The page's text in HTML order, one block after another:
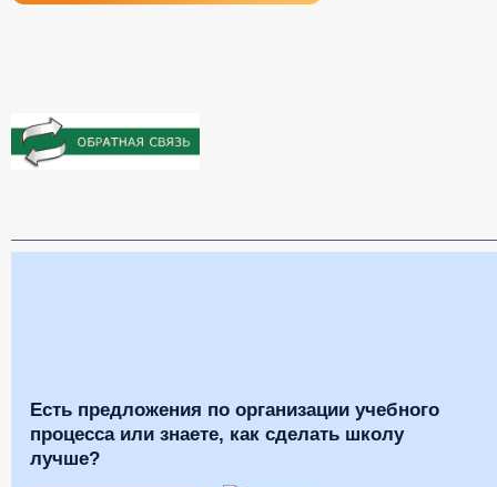
Есть предложения по организации учебного
процесса или знаете, как сделать школу
лучше?